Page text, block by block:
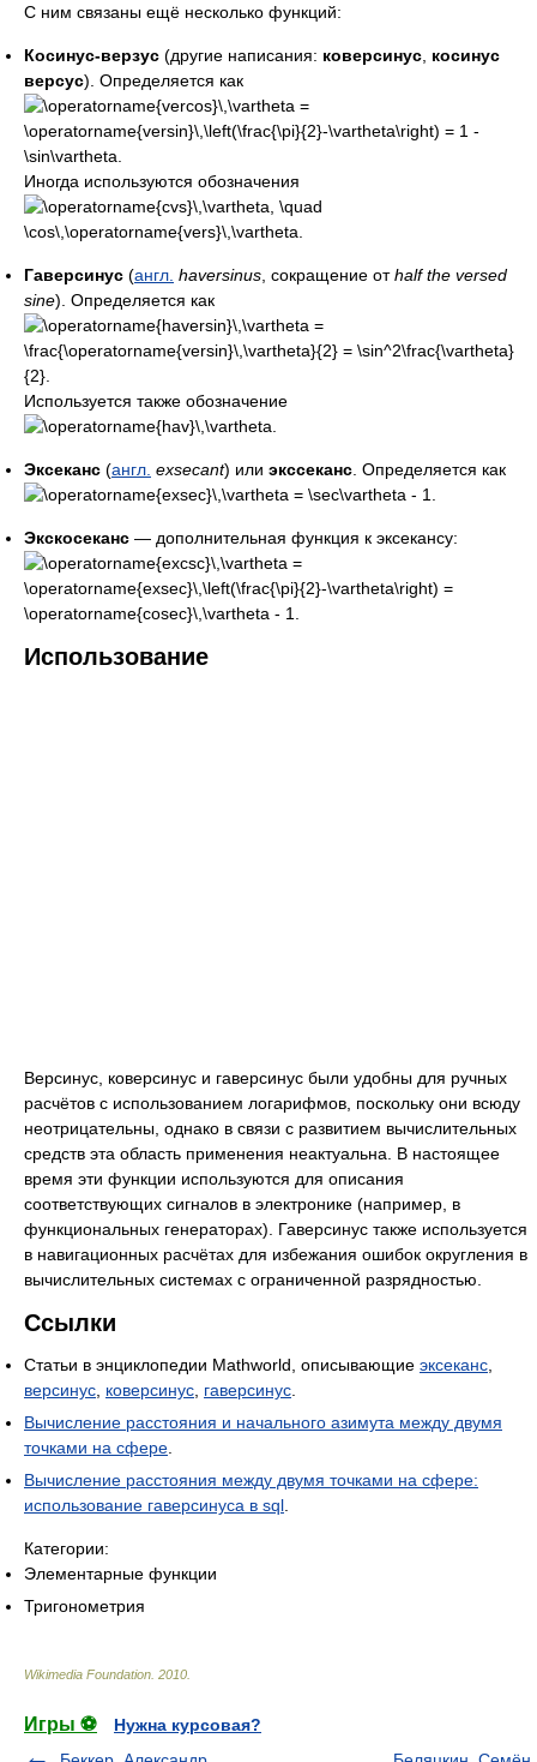
C ним связаны ещё несколько функций:
Косинус-верзус (другие написания: коверсинус косинус
версус). Определяется как
Иногда используются обозначения
Гаверсинус (англ. haversinus , сокращение отhalf the versed
sine). Определяется как
Используется также обозначение
Эксеканс (англ. exsecant) или экссеканс . Определяется как
Экскосеканс — дополнительная функция к эксекансу:
Использование
Версинус, коверсинус и гаверсинус были удобны для ручных
расчётов с использованием логарифмов, поскольку они всюду
неотрицательны, однако в связи с развитием вычислительных
средств эта область применения неактуальна. В настоящее
время эти функции используются для описания
соответствующих сигналов в электронике (например, в
функциональных генераторах). Гаверсинус также используется
в навигационных расчётах для избежания ошибок округления в
вычислительных системах с ограниченной разрядностью.
Ссылки
Статьи в энциклопедии Mathworld, описывающие эксеканс
версинус коверсинус гаверсинус
Вычисление расстояния и начального азимута между двумя
точками на сфере
Вычисление расстояния между двумя точками на сфере:
использование гаверсинуса в sql
Категории:
Элементарные функции
Тригонометрия
Wikimedia Foundation 2010
Игры ⚽
Нужна курсовая?